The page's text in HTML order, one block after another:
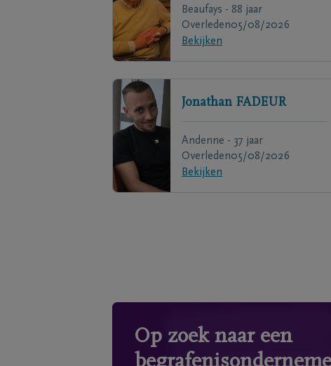
Beaufays - 88 jaar
Overleden05/08/2026
Bekijken
Jonathan FADEUR
Andenne - 37 jaar
Overleden05/08/2026
Bekijken
Op zoek naar een